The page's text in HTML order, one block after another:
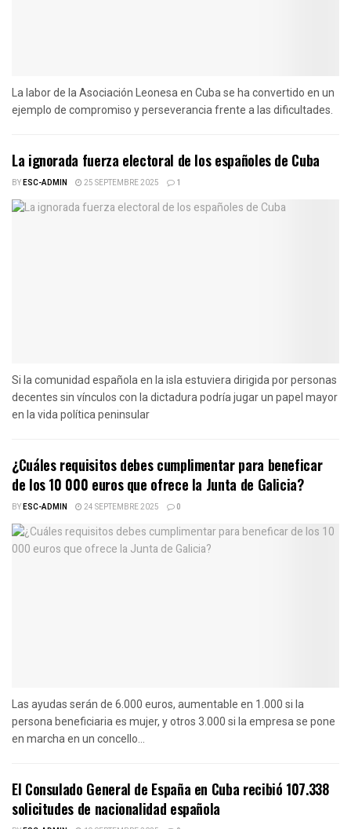
La labor de la Asociación Leonesa en Cuba se ha convertido en un
ejemplo de compromiso y perseverancia frente a las dificultades.
La ignorada fuerza electoral de los españoles de Cuba
BYESC-ADMIN 25 SEPTEMBRE 2025 1
Si la comunidad española en la isla estuviera dirigida por personas
decentes sin vínculos con la dictadura podría jugar un papel mayor
en la vida política peninsular
¿Cuáles requisitos debes cumplimentar para beneficar
de los 10 000 euros que ofrece la Junta de Galicia?
BYESC-ADMIN 24 SEPTEMBRE 2025 0
Las ayudas serán de 6.000 euros, aumentable en 1.000 si la
persona beneficiaria es mujer, y otros 3.000 si la empresa se pone
en marcha en un concello...
El Consulado General de España en Cuba recibió 107.338
solicitudes de nacionalidad española